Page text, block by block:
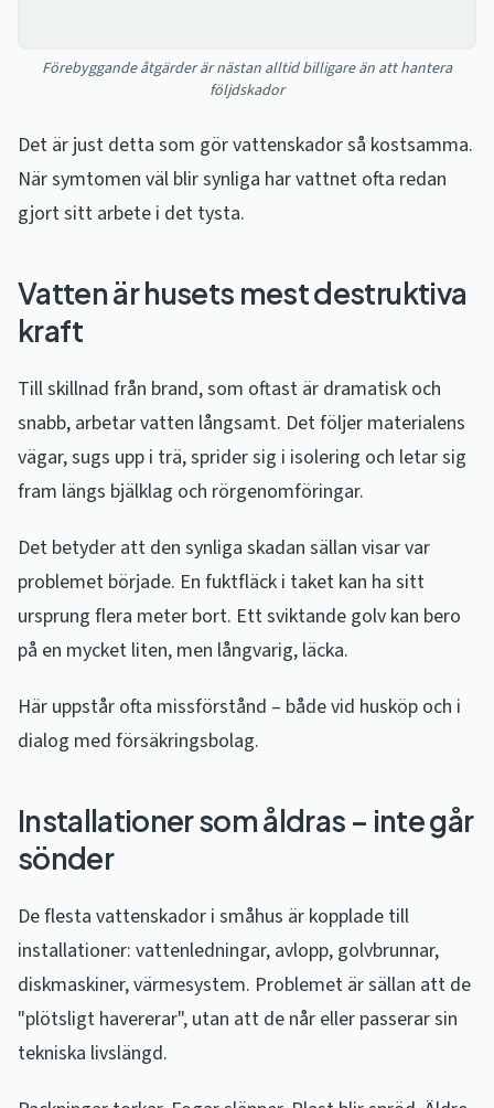
Förebyggande åtgärder är nästan alltid billigare än att hantera
följdskador
Det är just detta som gör vattenskador så kostsamma.
När symtomen väl blir synliga har vattnet ofta redan
gjort sitt arbete i det tysta.
Vatten är husets mest destruktiva
kraft
Till skillnad från brand, som oftast är dramatisk och
snabb, arbetar vatten långsamt. Det följer materialens
vägar, sugs upp i trä, sprider sig i isolering och letar sig
fram längs bjälklag och rörgenomföringar.
Det betyder att den synliga skadan sällan visar var
problemet började. En fuktfläck i taket kan ha sitt
ursprung flera meter bort. Ett sviktande golv kan bero
på en mycket liten, men långvarig, läcka.
Här uppstår ofta missförstånd – både vid husköp och i
dialog med försäkringsbolag.
Installationer som åldras – inte går
sönder
De flesta vattenskador i småhus är kopplade till
installationer: vattenledningar, avlopp, golvbrunnar,
diskmaskiner, värmesystem. Problemet är sällan att de
"plötsligt havererar", utan att de når eller passerar sin
tekniska livslängd.